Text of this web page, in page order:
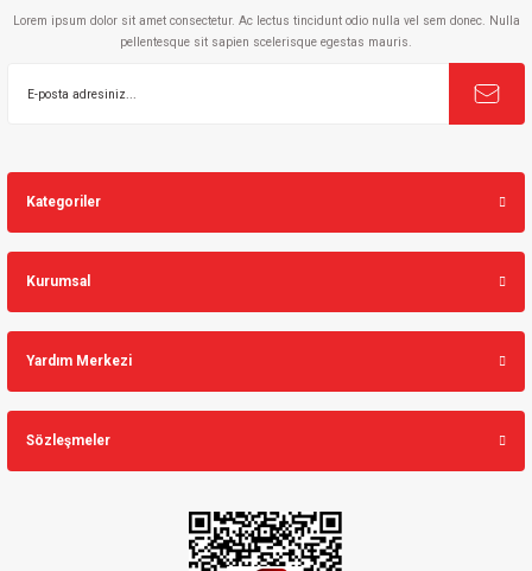
Lorem ipsum dolor sit amet consectetur. Ac lectus tincidunt odio nulla vel sem donec. Nulla
pellentesque sit sapien scelerisque egestas mauris.
Kategoriler
Kurumsal
Yardım Merkezi
Sözleşmeler